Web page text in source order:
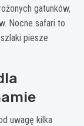
gatunków,
Nocne safari to
piesze
uwagę kilka